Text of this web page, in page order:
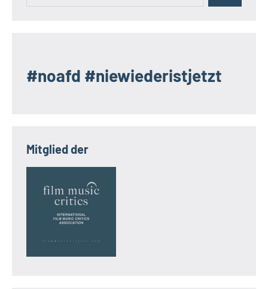
#noafd #niewiederistjetzt
Mitglied der